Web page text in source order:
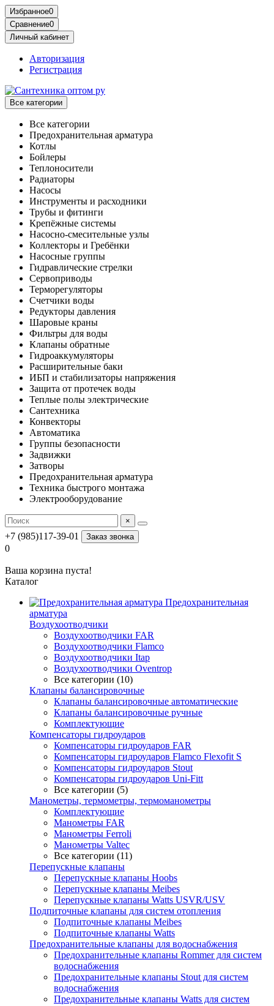
Избранное0
Сравнение0
Личный кабинет
Авторизация
Регистрация
Все категории
Все категории
Предохранительная арматура
Котлы
Бойлеры
Теплоносители
Радиаторы
Насосы
Инструменты и расходники
Трубы и фитинги
Крепёжные системы
Насосно-смесительные узлы
Коллекторы и Гребёнки
Насосные группы
Гидравлические стрелки
Сервоприводы
Терморегуляторы
Счетчики воды
Редукторы давления
Шаровые краны
Фильтры для воды
Клапаны обратные
Гидроаккумуляторы
Расширительные баки
ИБП и стабилизаторы напряжения
Защита от протечек воды
Теплые полы электрические
Сантехника
Конвекторы
Автоматика
Группы безопасности
Задвижки
Затворы
Предохранительная арматура
Техника быстрого монтажа
Электрооборудование
×
+7 (985)117-39-01 Заказ звонка
0
Ваша корзина пуста!
Каталог
Предохранительная
арматура
Воздухоотводчики
Воздухоотводчики FAR
Воздухоотводчики Flamco
Воздухоотводчики Itap
Воздухоотводчики Oventrop
Все категории (10)
Клапаны балансировочные
Клапаны балансировочные автоматические
Клапаны балансировочные ручные
Комплектующие
Компенсаторы гидроударов
Компенсаторы гидроударов FAR
Компенсаторы гидроударов Flamco Flexofit S
Компенсаторы гидроударов Stout
Компенсаторы гидроударов Uni-Fitt
Все категории (5)
Манометры, термометры, термоманометры
Комплектующие
Манометры FAR
Манометры Ferroli
Манометры Valtec
Все категории (11)
Перепускные клапаны
Перепускные клапаны Hoobs
Перепускные клапаны Meibes
Перепускные клапаны Watts USVR/USV
Подпиточные клапаны для систем отопления
Подпиточные клапаны Meibes
Подпиточные клапаны Watts
Предохранительные клапаны для водоснабжения
Предохранительные клапаны Rommer для систем
водоснабжения
Предохранительные клапаны Stout для систем
водоснабжения
Предохранительные клапаны Watts для систем